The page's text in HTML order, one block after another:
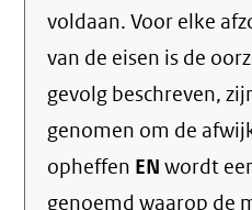
voldaan. Voor elke
van de eisen is de
gevolg beschreven,
genomen om de
opheffen EN wordt
genoemd waarop de